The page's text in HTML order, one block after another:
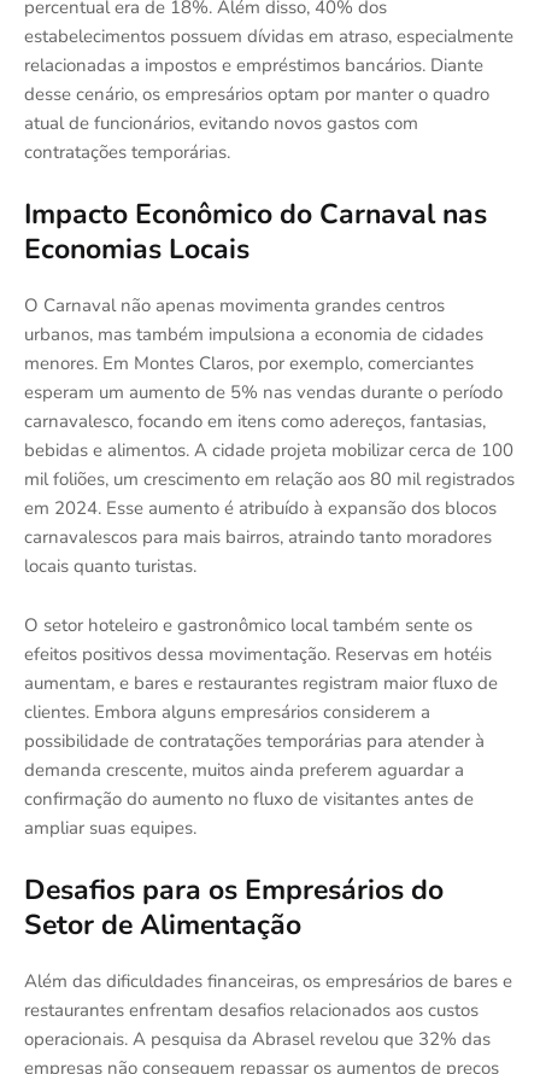
percentual era de 18%. Além disso, 40% dos
estabelecimentos possuem dívidas em atraso, especialmente
relacionadas a impostos e empréstimos bancários. Diante
desse cenário, os empresários optam por manter o quadro
atual de funcionários, evitando novos gastos com
contratações temporárias.
Impacto Econômico do Carnaval nas
Economias Locais
O Carnaval não apenas movimenta grandes centros
urbanos, mas também impulsiona a economia de cidades
menores. Em Montes Claros, por exemplo, comerciantes
esperam um aumento de 5% nas vendas durante o período
carnavalesco, focando em itens como adereços, fantasias,
bebidas e alimentos. A cidade projeta mobilizar cerca de 100
mil foliões, um crescimento em relação aos 80 mil registrados
em 2024. Esse aumento é atribuído à expansão dos blocos
carnavalescos para mais bairros, atraindo tanto moradores
locais quanto turistas.
O setor hoteleiro e gastronômico local também sente os
efeitos positivos dessa movimentação. Reservas em hotéis
aumentam, e bares e restaurantes registram maior fluxo de
clientes. Embora alguns empresários considerem a
possibilidade de contratações temporárias para atender à
demanda crescente, muitos ainda preferem aguardar a
confirmação do aumento no fluxo de visitantes antes de
ampliar suas equipes.
Desafios para os Empresários do
Setor de Alimentação
Além das dificuldades financeiras, os empresários de bares e
restaurantes enfrentam desafios relacionados aos custos
operacionais. A pesquisa da Abrasel revelou que 32% das
empresas não conseguem repassar os aumentos de preços